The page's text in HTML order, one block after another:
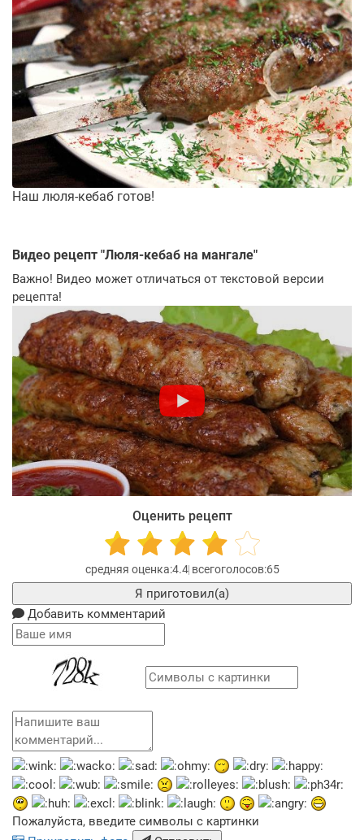
Наш люля-кебаб готов!
Видео рецепт "Люля-кебаб на мангале"
Важно! Видео может отличаться от текстовой версии
рецепта!
Оценить рецепт
4.4 65
Я приготовил(а)
Добавить комментарий
Пожалуйста, введите символы с картинки